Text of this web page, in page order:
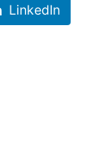
LinkedIn